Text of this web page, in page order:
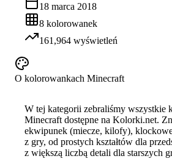
18 marca 2018
8 kolorowanek
161,964 wyświetleń
O kolorowankach Minecraft
W tej kategorii zebraliśmy wszystkie
Minecraft dostępne na Kolorki.net.
ekwipunek (miecze, kilofy),
z gry, od prostych kształtów dla
z większą liczbą detali dla starszych